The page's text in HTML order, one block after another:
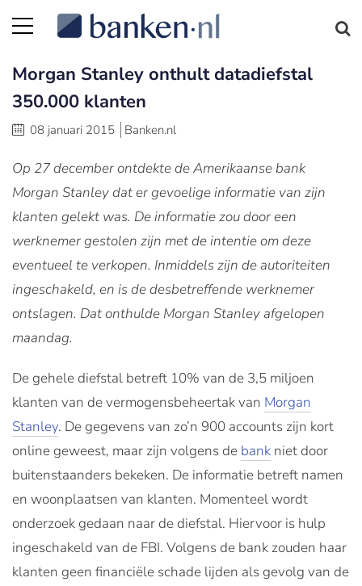
Morgan Stanley onthult datadiefstal
350.000 klanten
08 januari 2015 Banken.nl
Op 27 december ontdekte de Amerikaanse bank
Morgan Stanley dat er gevoelige informatie van zijn
klanten gelekt was. De informatie zou door een
werknemer gestolen zijn met de intentie om deze
eventueel te verkopen. Inmiddels zijn de autoriteiten
ingeschakeld, en is de desbetreffende werknemer
ontslagen. Dat onthulde Morgan Stanley afgelopen
maandag.
De gehele diefstal betreft 10% van de 3,5 miljoen
klanten van de vermogensbeheertak van Morgan
Stanley. De gegevens van zo’n 900 accounts zijn kort
online geweest, maar zijn volgens de bank niet door
buitenstaanders bekeken. De informatie betreft namen
en woonplaatsen van klanten. Momenteel wordt
onderzoek gedaan naar de diefstal. Hiervoor is hulp
ingeschakeld van de FBI. Volgens de bank zouden haar
klanten geen financiële schade lijden als gevolg van de